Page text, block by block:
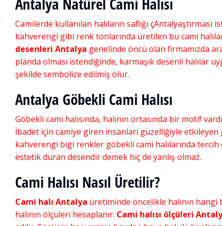
Camilerde kullanılan halıların saflığı
kahverengi gibi renk tonlarında üretilen bu cami
desenleri Antalya genelinde öncü olan firmamızda
planda olması istendiğinde, karmaşık desenli halılar
şekilde sembolize edilmiş olur.
Antalya Göbekli Cami Halısı
Göbekli cami halısında, halının ortasında bir motif
İbadet için camiye giren insanları güzelliğiyle etkileyen
kahverengi bigi renkler göbekli cami halılarında tercih
estetik duran desendir demek hiç de yanlış olmaz.
Cami Halısı Nasıl Üretilir?
Cami halı Antalya üretiminde öncelikle halının
halının ölçüleri hesaplanır. Cami halısı ölçüleri